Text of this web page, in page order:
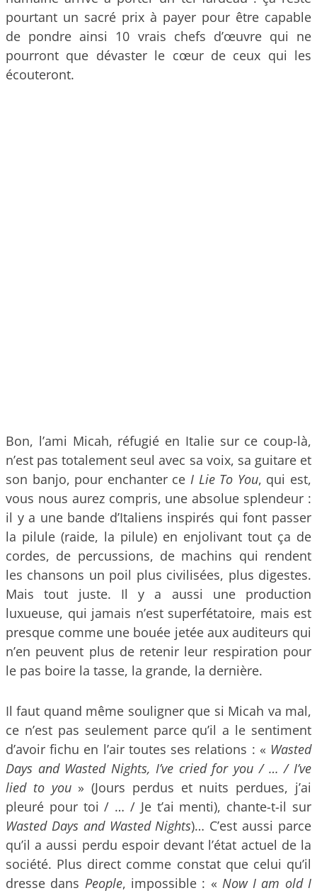
pourtant un sacré prix à payer pour être capable
de pondre ainsi 10 vrais chefs d’œuvre qui ne
pourront que dévaster le cœur de ceux qui les
écouteront.
Bon, l’ami Micah, réfugié en Italie sur ce coup-là,
n’est pas totalement seul avec sa voix, sa guitare et
son banjo, pour enchanter ce I Lie To You, qui est,
vous nous aurez compris, une absolue splendeur :
il y a une bande d’Italiens inspirés qui font passer
la pilule (raide, la pilule) en enjolivant tout ça de
cordes, de percussions, de machins qui rendent
les chansons un poil plus civilisées, plus digestes.
Mais tout juste. Il y a aussi une production
luxueuse, qui jamais n’est superfétatoire, mais est
presque comme une bouée jetée aux auditeurs qui
n’en peuvent plus de retenir leur respiration pour
le pas boire la tasse, la grande, la dernière.
Il faut quand même souligner que si Micah va mal,
ce n’est pas seulement parce qu’il a le sentiment
d’avoir fichu en l’air toutes ses relations : « Wasted
Days and Wasted Nights, I’ve cried for you / … / I’ve
lied to you» (Jours perdus et nuits perdues, j’ai
pleuré pour toi / … / Je t’ai menti), chante-t-il sur
Wasted Days and Wasted Nights)… C’est aussi parce
qu’il a aussi perdu espoir devant l’état actuel de la
société. Plus direct comme constat que celui qu’il
dresse dans People, impossible : « Now I am old I